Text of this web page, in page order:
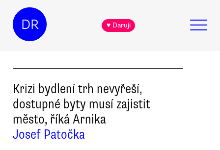
DR ♥ Daruji
Krizi bydlení trh nevyřeší,
dostupné byty musí zajistit
město, říká Arnika
Josef Patočka